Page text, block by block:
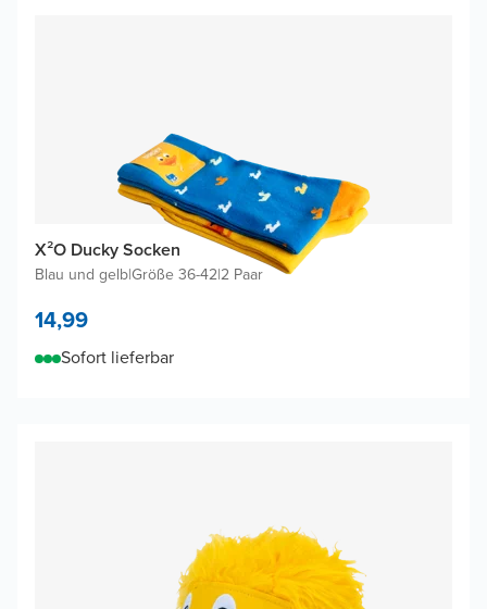
X²O Ducky Socken
Blau und gelb|Größe 36-42|2 Paar
14,99
Sofort lieferbar